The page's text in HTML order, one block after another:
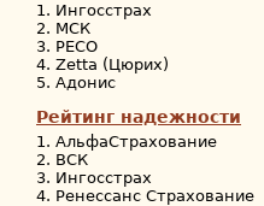
Ингосстрах
МСК
РЕСО
Zetta (Цюрих)
Адонис
Рейтинг надежности
АльфаСтрахование
ВСК
Ингосстрах
Ренессанс Страхование